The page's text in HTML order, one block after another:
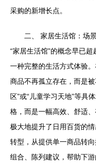
采购的新增长点。
二、 家居生活馆：场
“家居生活馆”的概念早已
一种完整的生活方式体验
商品不再孤立存在，而是
区”或“儿童学习天地”等具
格，而是一幅高效、舒适
极大地提升了日用百货的
转型，从提供单一商品转
组合、陈列建议，帮助下